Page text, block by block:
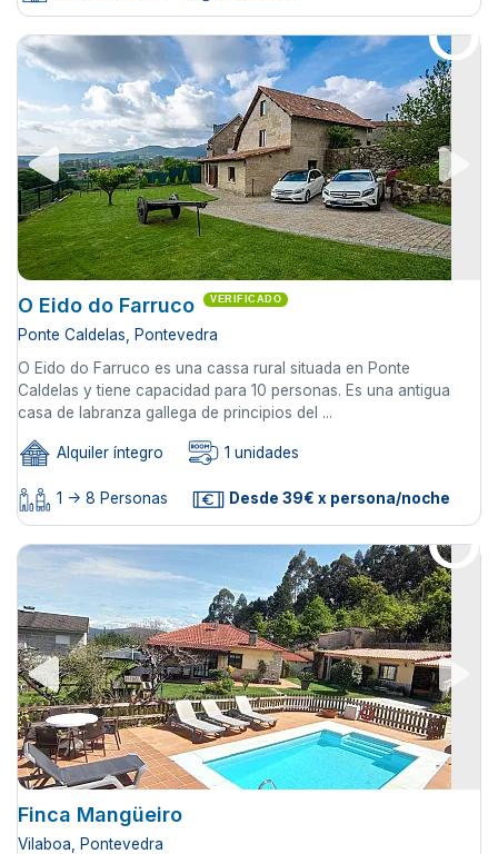
O Eido do Farruco VERIFICADO
Ponte Caldelas, Pontevedra
O Eido do Farruco es una cassa rural situada en Ponte
Caldelas y tiene capacidad para 10 personas. Es una antigua
casa de labranza gallega de principios del ...
Alquiler íntegro 1 unidades
1 -> 8 Personas Desde 39€ x persona/noche
Finca Mangüeiro
Vilaboa, Pontevedra